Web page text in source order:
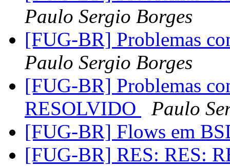
Paulo Sergio Borges
[FUG-BR] Problemas
Paulo Sergio Borges
[FUG-BR] Problemas
RESOLVIDO
Paulo
[FUG-BR] Flows em
[FUG-BR] RES: RES: